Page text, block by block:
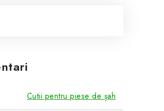
Cutii pentru piese de șah